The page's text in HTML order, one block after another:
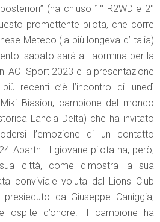
(ha chiuso 1° R2WD e 2°
promettente pilota, che corre
Meteco (la più longeva d’Italia)
sabato sarà a Taormina per la
ACI Sport 2023 e la presentazione
recenti c’è l’incontro di lunedì
Biasion, campione del mondo
Lancia Delta) che ha invitato
l’emozione di un contatto
Abarth. Il giovane pilota ha, però,
città, come dimostra la sua
conviviale voluta dal Lions Club
da Giuseppe Caniggia,
d’onore. Il campione ha